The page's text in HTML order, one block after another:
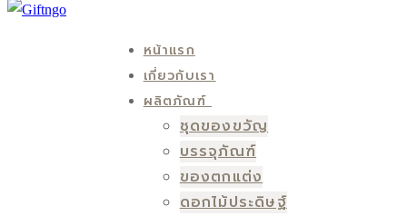
Skip
Menu
Close
หน้าแรก
เกี่ยวกับเรา
ผลิตภัณฑ์
ชุดของขวัญ
บรรจุภัณฑ์
ของตกแต่ง
ดอกไม้ประดิษฐ์